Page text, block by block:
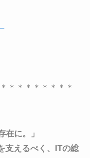
＊＊＊＊＊＊＊＊
在に。」
えるべく、
ITの総